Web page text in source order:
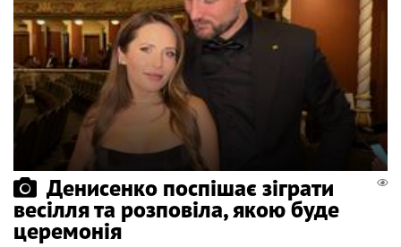
Денисенко поспішає зіграти
весілля та розповіла, якою буде
церемонія